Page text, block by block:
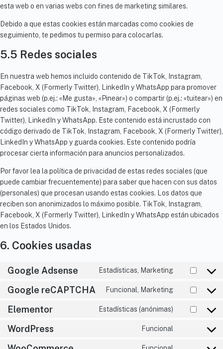
esta web o en varias webs con fines de marketing similares.
Debido a que estas cookies están marcadas como cookies de
seguimiento, te pedimos tu permiso para colocarlas.
5.5 Redes sociales
En nuestra web hemos incluido contenido de TikTok, Instagram,
Facebook, X (Formerly Twitter), LinkedIn y WhatsApp para promover
páginas web (p.ej.: «Me gusta», «Pinear») o compartir (p.ej.: «tuitear») en
redes sociales como TikTok, Instagram, Facebook, X (Formerly
Twitter), LinkedIn y WhatsApp. Este contenido está incrustado con
código derivado de TikTok, Instagram, Facebook, X (Formerly Twitter),
LinkedIn y WhatsApp y guarda cookies. Este contenido podría
procesar cierta información para anuncios personalizados.
Por favor lea la política de privacidad de estas redes sociales (que
puede cambiar frecuentemente) para saber que hacen con sus datos
(personales) que procesan usando estas cookies. Los datos que
reciben son anonimizados lo máximo posible. TikTok, Instagram,
Facebook, X (Formerly Twitter), LinkedIn y WhatsApp están ubicados
en los Estados Unidos.
6. Cookies usadas
Google Adsense Estadísticas, Marketing
Google reCAPTCHA Funcional, Marketing
Elementor Estadísticas (anónimas)
WordPress Funcional